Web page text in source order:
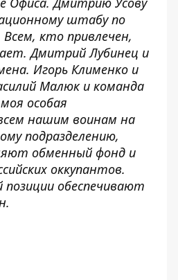
штабу по
кто привлечен,
Дмитрий Лубинец и
Игорь Клименко и
Малюк и команда
особая
нашим воинам на
подразделению,
обменный фонд и
оккупантов.
обеспечивают